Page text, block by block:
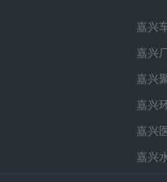
嘉兴
嘉兴
嘉兴
嘉兴
嘉兴
嘉兴